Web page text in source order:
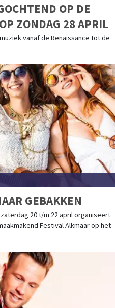
OP DE
ZONDAG 28 APRIL
vanaf de Renaissance tot de
GEBAKKEN
zaterdag 20 t/m 22 april organiseert
Festival Alkmaar op het